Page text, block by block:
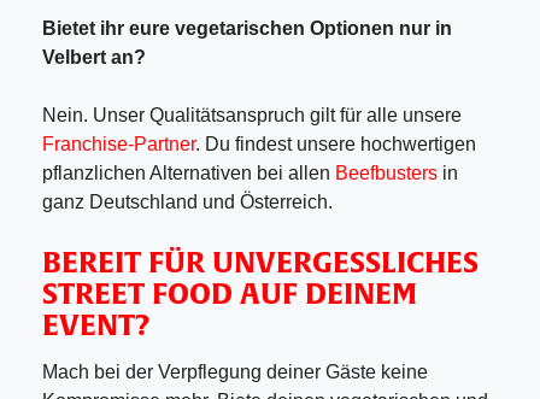
Bietet ihr eure vegetarischen Optionen nur in
Velbert an?
Nein. Unser Qualitätsanspruch gilt für alle unsere
Franchise-Partner. Du findest unsere hochwertigen
pflanzlichen Alternativen bei allen Beefbusters in
ganz Deutschland und Österreich.
BEREIT FÜR UNVERGESSLICHES
STREET FOOD AUF DEINEM
EVENT?
Mach bei der Verpflegung deiner Gäste keine